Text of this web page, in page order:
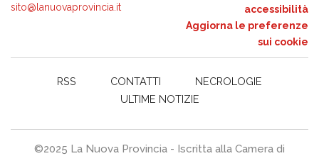
sito@lanuovaprovincia.it
accessibilità
Aggiorna le preferenze
sui cookie
RSS CONTATTI
NECROLOGIE
ULTIME NOTIZIE
©2025 La Nuova Provincia - Iscritta alla Camera di